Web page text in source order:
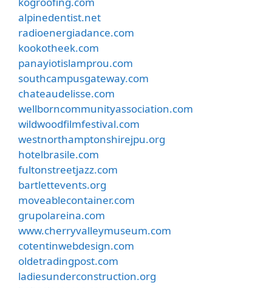
alpinedentist.net
radioenergiadance.com
kookotheek.com
panayiotislamprou.com
southcampusgateway.com
chateaudelisse.com
wellborncommunityassociation.com
wildwoodfilmfestival.com
westnorthamptonshirejpu.org
hotelbrasile.com
fultonstreetjazz.com
bartlettevents.org
moveablecontainer.com
grupolareina.com
www.cherryvalleymuseum.com
cotentinwebdesign.com
oldetradingpost.com
ladiesunderconstruction.org